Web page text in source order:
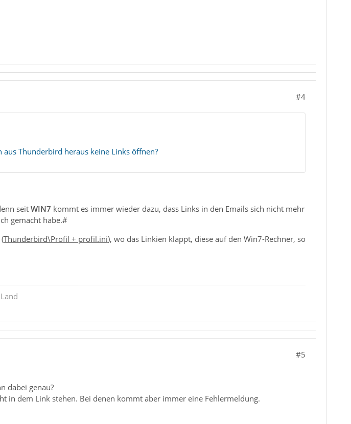
#4
aus Thunderbird heraus keine Links öffnen?
seit WIN7 kommt es immer wieder dazu, dass Links in den Emails sich nicht mehr
gemacht habe.#
Thunderbird\Profil + profil.ini), wo das Linkien klappt, diese auf den Win7-Rechner, so
#5
dabei genau?
in dem Link stehen. Bei denen kommt aber immer eine Fehlermeldung.